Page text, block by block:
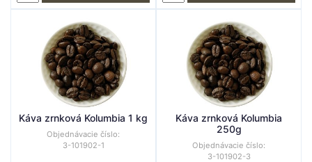
Káva zrnková Kolumbia 1 kg
Objednávacie číslo:
3-101902-1
Káva zrnková Kolumbia
250g
Objednávacie číslo:
3-101902-3